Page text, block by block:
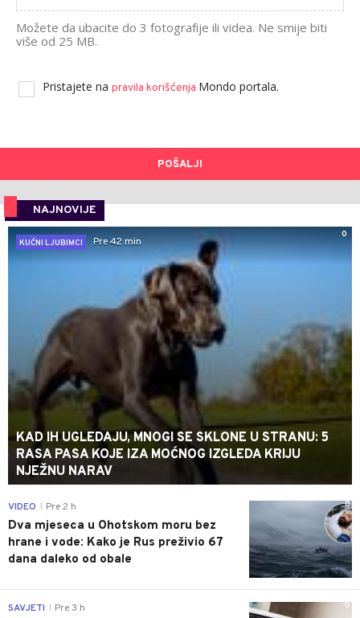
Možete da ubacite do 3 fotografije ili videa. Ne smije biti
više od 25 MB.
Pristajete na pravila korišćenja Mondo portala.
POŠALJI
NAJNOVIJE
0
KUĆNI LJUBIMCI
Pre 42 min
KAD IH UGLEDAJU, MNOGI SE SKLONE U STRANU: 5
RASA PASA KOJE IZA MOĆNOG IZGLEDA KRIJU
NJEŽNU NARAV
0
VIDEO Pre 2 h
Dva mjeseca u Ohotskom moru bez
hrane i vode: Kako je Rus preživio 67
dana daleko od obale
0
SAVJETI Pre 3 h